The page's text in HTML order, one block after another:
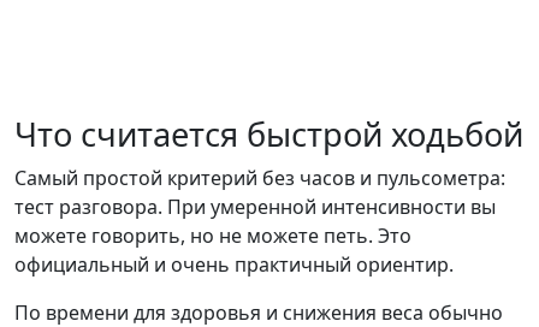
Что считается быстрой ходьбой
Самый простой критерий без часов и пульсометра:
тест разговора. При умеренной интенсивности вы
можете говорить, но не можете петь. Это
официальный и очень практичный ориентир.
По времени для здоровья и снижения веса обычно